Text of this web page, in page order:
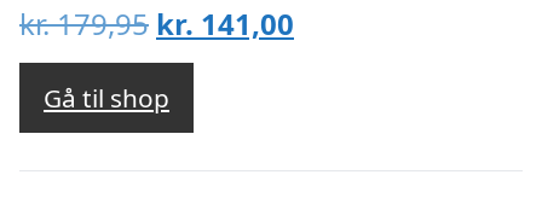
kr.179,95 Den
oprindelige
pris
var:
kr. 179,95.
kr. 141,00
kr. 141,00.
Gå til shop